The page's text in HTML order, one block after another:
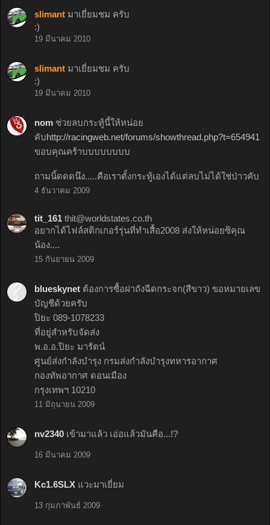
slimant มาเยี่ยมชม ครับ
:)
19 มีนาคม 2010
slimant มาเยี่ยมชม ครับ
:)
19 มีนาคม 2010
nom ช่วยลบกระทู้นี้ให้หน่อย
คับhttp://racingweb.net/forums/showthread.php?t=654941
ขอบคุณคร้าบบบบบบบบ
ถามนิ้ดดดนึง.....คือเราตั้งกระทู้เองได้แต่ลบไม่ได้ใช่ป่าวคับ
4 ธันวาคม 2009
tit_161 thit@worldstates.co.th
อยากได้ไฟล์สติกเกอร์รุ่นที่ทำเสื้อ2008 ส่งให้หน่อยซิคุณ
น้อง....
15 กันยายน 2009
blueskynet ต้องการซื้อฝาถังฉีดกระจก(สีขาว) ขอหมายเลข
บัญชีด้วยครับ
ปิยะ 089-1078233
ที่อยู่สำหรับจัดส่ง
พ.อ.อ.ปิยะ มารัตน์
ศูนย์ส่งกำลังบำรุง กรมส่งกำลังบำรุงทหารอากาศ
กองทัพอากาศ ดอนเมือง
กรุงเทพฯ 10210
11 มิถุนายน 2009
nv2340 เข้ามาแล้ว เอ่อแล้วมันคือ...!?
16 มีนาคม 2009
Kc1.6SLX แวะมาเยี่ยม
13 กุมภาพันธ์ 2009